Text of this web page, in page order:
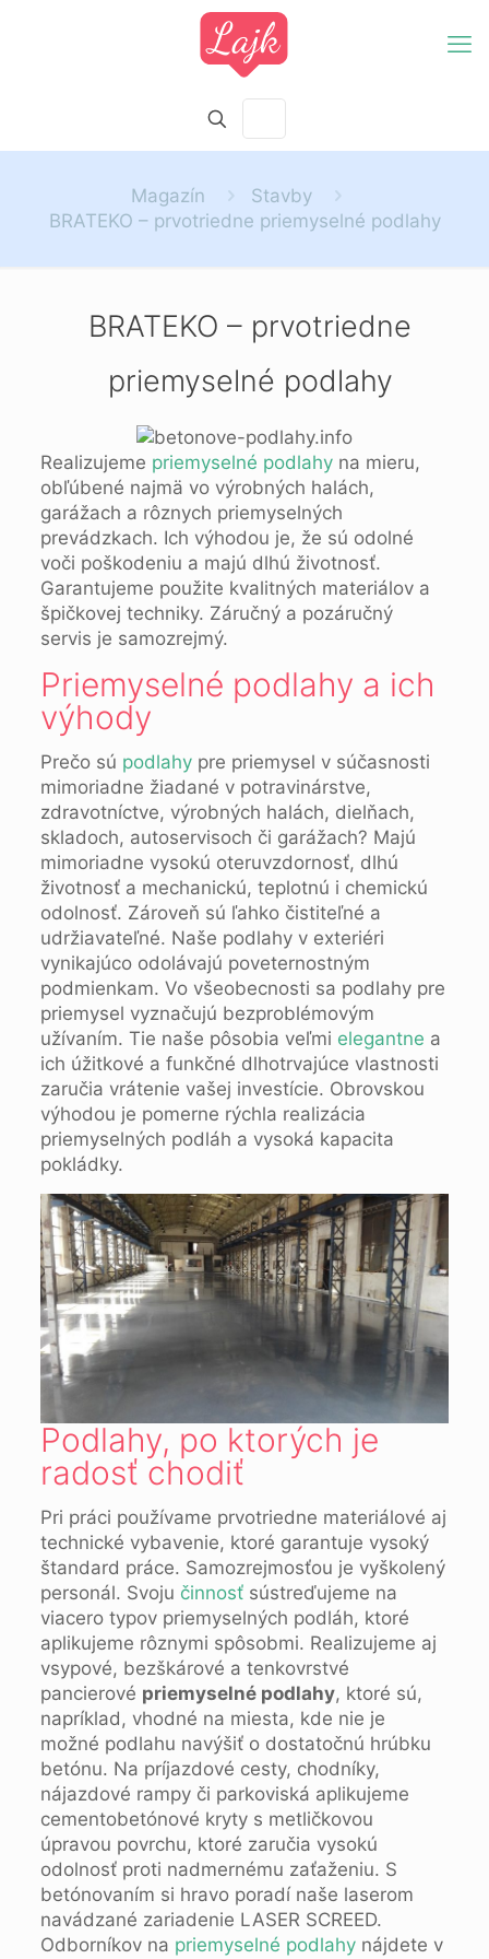
Magazín
Stavby
BRATEKO – prvotriedne priemyselné podlahy
BRATEKO – prvotriedne
priemyselné podlahy
Realizujeme priemyselné podlahyna mieru,
obľúbené najmä vo výrobných halách,
garážach a rôznych priemyselných
prevádzkach. Ich výhodou je, že sú odolné
voči poškodeniu a majú dlhú životnosť.
Garantujeme použite kvalitných materiálov a
špičkovej techniky. Záručný a pozáručný
servis je samozrejmý.
Priemyselné podlahy a ich
výhody
Prečo sú podlahypre priemysel v súčasnosti
mimoriadne žiadané v potravinárstve,
zdravotníctve, výrobných halách, dielňach,
skladoch, autoservisoch či garážach? Majú
mimoriadne vysokú oteruvzdornosť, dlhú
životnosť a mechanickú, teplotnú i chemickú
odolnosť. Zároveň sú ľahko čistiteľné a
udržiavateľné. Naše podlahy v exteriéri
vynikajúco odolávajú poveternostným
podmienkam. Vo všeobecnosti sa podlahy pre
priemysel vyznačujú bezproblémovým
užívaním. Tie naše pôsobia veľmi elegantne a
ich úžitkové a funkčné dlhotrvajúce vlastnosti
zaručia vrátenie vašej investície. Obrovskou
výhodou je pomerne rýchla realizácia
priemyselných podláh a vysoká kapacita
pokládky.
Podlahy, po ktorých je
radosť chodiť
Pri práci používame prvotriedne materiálové aj
technické vybavenie, ktoré garantuje vysoký
štandard práce. Samozrejmosťou je vyškolený
personál. Svoju činnosťsústreďujeme na
viacero typov priemyselných podláh, ktoré
aplikujeme rôznymi spôsobmi. Realizujeme aj
vsypové, bezškárové a tenkovrstvé
pancierové priemyselné podlahy, ktoré sú,
napríklad, vhodné na miesta, kde nie je
možné podlahu navýšiť o dostatočnú hrúbku
betónu. Na príjazdové cesty, chodníky,
nájazdové rampy či parkoviská aplikujeme
cementobetónové kryty s metličkovou
úpravou povrchu, ktoré zaručia vysokú
odolnosť proti nadmernému zaťaženiu. S
betónovaním si hravo poradí naše laserom
navádzané zariadenie LASER SCREED.
Odborníkov na priemyselné podlahynájdete v